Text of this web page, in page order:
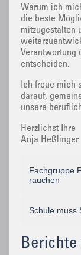
Warum ich
die beste
mitzugestalten
Verantwortung
entscheiden.
Ich freue mich
darauf,
unsere
Herzlichst Ihre
Anja Heßlinger
Fachgruppe
rauchen
Schule muss
Berichte